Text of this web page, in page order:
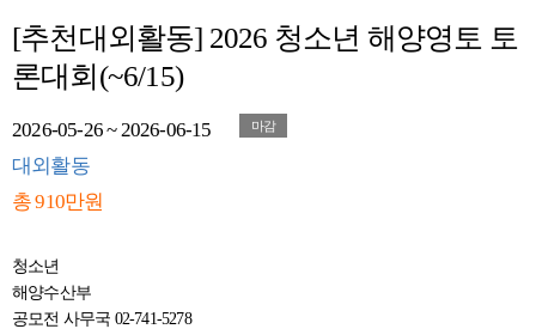
[추천대외활동] 2026 청소년 해양영토 토
론대회(~6/15)
2026-05-26 ~ 2026-06-15 마감
대외활동
총 910만원
청소년
해양수산부
공모전 사무국 02-741-5278